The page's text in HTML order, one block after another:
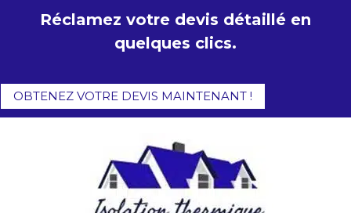
Réclamez votre devis détaillé en
quelques clics.
OBTENEZ VOTRE DEVIS MAINTENANT !